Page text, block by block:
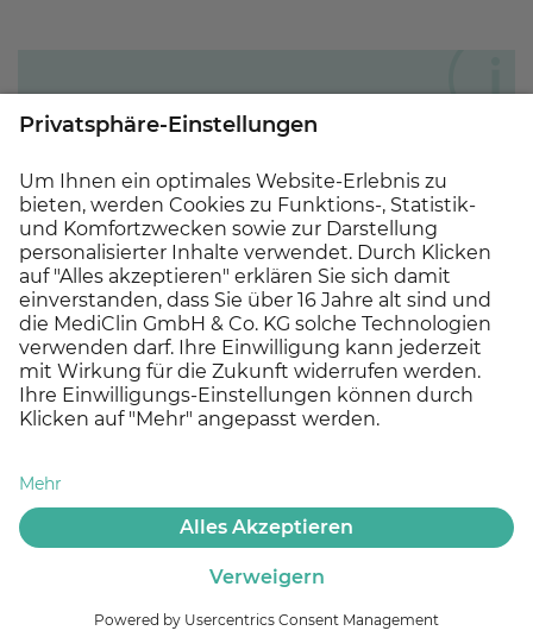
Weitere Fragen zur ausgeschriebenen Stelle
beantwortet Ihnen gerneHerr Andreas Gran,
Betriebsleitung, unter Tel.05234 / 907 - 241 .
Jetzt bewerben!